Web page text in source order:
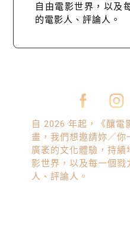
自由電影世界，以及
的電影人、評論人。
自 2026 年起，《釀電
畫，我們想邀請妳／你
廣袤的文化體驗，持
影世界，以及每一個
人、評論人。